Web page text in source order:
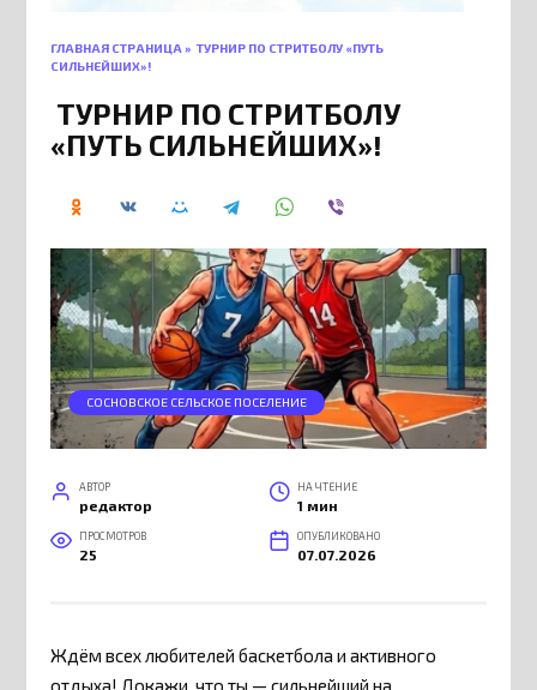
ГЛАВНАЯ СТРАНИЦА » ТУРНИР ПО СТРИТБОЛУ «ПУТЬ
СИЛЬНЕЙШИХ»!
ТУРНИР ПО СТРИТБОЛУ
«ПУТЬ СИЛЬНЕЙШИХ»!
СОСНОВСКОЕ СЕЛЬСКОЕ ПОСЕЛЕНИЕ
АВТОР
редактор
НА ЧТЕНИЕ
1 мин
ПРОСМОТРОВ
25
ОПУБЛИКОВАНО
07.07.2026
Ждём всех любителей баскетбола и активного
отдыха! Докажи, что ты — сильнейший на